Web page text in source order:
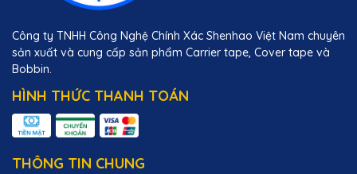
Công ty TNHH Công Nghệ Chính Xác Shenhao Việt Nam chuyên
sản xuất và cung cấp sản phẩm Carrier tape, Cover tape và
Bobbin.
HÌNH THỨC THANH TOÁN
THÔNG TIN CHUNG